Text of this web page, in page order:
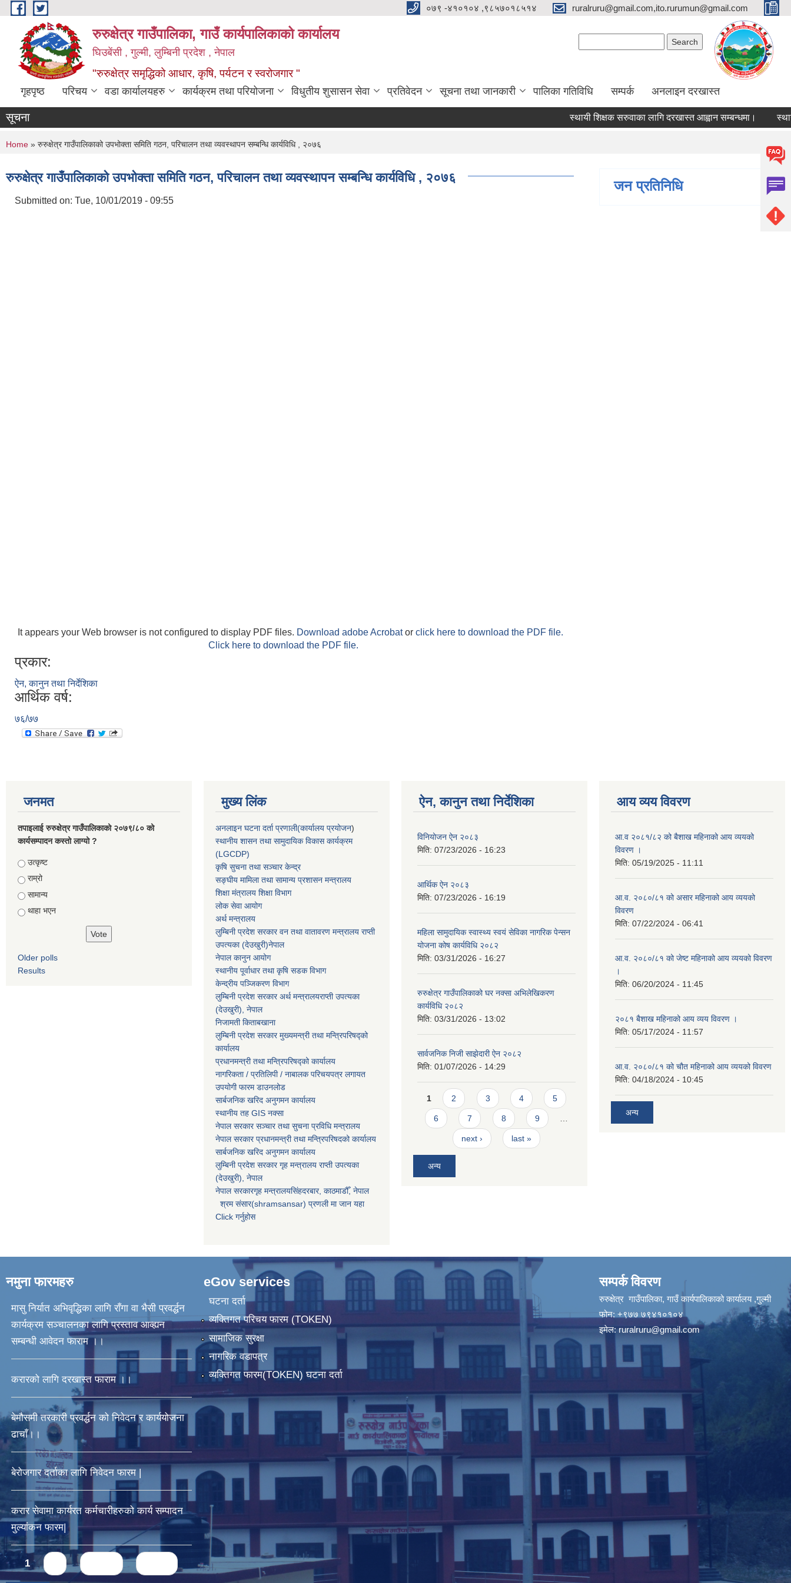
Skip to main content ०७९ -४१०१०४ ,९८५७०१८५१४ ruralruru@gmail.com,ito.rurumun@gmail.com
रुरुक्षेत्र गाउँपालिका, गाउँ कार्यपालिकाको कार्यालय
घिउबेंसी , गुल्मी, लुम्बिनी प्रदेश , नेपाल
"रुरुक्षेत्र समृद्धिको आधार, कृषि, पर्यटन र स्वरोजगार "
गृहपृष्ठ परिचय वडा कार्यालयहरु कार्यक्रम तथा परियोजना विधुतीय शुसासन सेवा प्रतिवेदन सूचना तथा जानकारी पालिका गतिविधि सम्पर्क अनलाइन दरखास्त
सूचना स्थायी शिक्षक सरुवाका लागि दरखास्त आह्वान सम्बन्धमा। स्थायी
You are here
Home » रुरुक्षेत्र गाउँपालिकाको उपभोक्ता समिति गठन, परिचालन तथा व्यवस्थापन सम्बन्धि कार्यविधि , २०७६
रुरुक्षेत्र गाउँपालिकाको उपभोक्ता समिति गठन, परिचालन तथा व्यवस्थापन सम्बन्धि कार्यविधि , २०७६
Submitted on: Tue, 10/01/2019 - 09:55
It appears your Web browser is not configured to display PDF files. Download adobe Acrobator click here to download the PDF file.
Click here to download the PDF file.
प्रकार:
ऐन, कानुन तथा निर्देशिका
आर्थिक वर्ष:
७६/७७
जन प्रतिनिधि
जनमत
तपाइलाई रुरुक्षेत्र गाउँपालिकाको २०७९/८० को
कार्यसम्पादन कस्तो लाग्यो ?
Choices
उत्कृष्ट
राम्रो
सामान्य
थाहा भएन
Older polls
Results
मुख्य लिंक
अनलाइन घटना दर्ता प्रणाली(कार्यालय प्रयोजन)
स्थानीय शासन तथा सामुदायिक विकास कार्यक्रम
(LGCDP)
कृषि सुचना तथा सञ्चार केन्द्र
सङ्घीय मामिला तथा सामान्य प्रशासन मन्त्रालय
शिक्षा मंत्रालय शिक्षा विभाग
लोक सेवा आयोग
अर्थ मन्त्रालय
लुम्बिनी प्रदेश सरकार वन तथा वातावरण मन्त्रालय राप्ती
उपत्यका (देउखुरी)नेपाल
नेपाल कानुन आयोग
स्थानीय पूर्वाधार तथा कृषि सडक विभाग
केन्द्रीय पञ्जिकरण विभाग
लुम्बिनी प्रदेश सरकार अर्थ मन्त्रालयराप्ती उपत्यका
(देउखुरी), नेपाल
निजामती किताबखाना
लुम्बिनी प्रदेश सरकार मुख्यमन्त्री तथा मन्त्रिपरिषद्को
कार्यालय
प्रधानमन्त्री तथा मन्त्रिपरिषद्को कार्यालय
नागरिकता / प्रतिलिपी / नाबालक परिचयपत्र लगायत
उपयोगी फारम डाउनलोड
सार्बजनिक खरिद अनुगमन कार्यालय
स्थानीय तह GIS नक्सा
नेपाल सरकारसञ्चार तथा सुचना प्रविधि मन्त्रालय
नेपाल सरकार प्रधानमन्त्री तथा मन्त्रिपरिषदको कार्यालय
सार्बजनिक खरिद अनुगमन कार्यालय
लुम्बिनी प्रदेश सरकार गृह मन्त्रालय राप्ती उपत्यका
(देउखुरी), नेपाल
नेपाल सरकारगृह मन्त्रालयसिंहदरबार, काठमाडौँ, नेपाल
श्रम संसार(shramsansar) प्रणली मा जान यहा
Click गर्नुहोस
ऐन, कानुन तथा निर्देशिका
विनियोजन ऐन २०८३
मिति: 07/23/2026 - 16:23
आर्थिक ऐन २०८३
मिति: 07/23/2026 - 16:19
महिला सामुदायिक स्वास्थ्य स्वयं सेविका नागरिक पेन्सन
योजना कोष कार्यविधि २०८२
मिति: 03/31/2026 - 16:27
रुरुक्षेत्र गाउँपालिकाको घर नक्सा अभिलेखिकरण
कार्यविधि २०८२
मिति: 03/31/2026 - 13:02
सार्वजनिक निजी साझेदारी ऐन २०८२
मिति: 01/07/2026 - 14:29
Pages
1 2 3 4 5
6 7 8 9
next › last »
अन्य
आय व्यय विवरण
आ.व २०८१/८२ को बैशाख महिनाको आय व्ययको
विवरण ।
मिति: 05/19/2025 - 11:11
आ.व. २०८०/८१ को असार महिनाको आय व्ययको
विवरण
मिति: 07/22/2024 - 06:41
आ.व. २०८०/८१ को जेष्ट महिनाको आय व्ययको विवरण
।
मिति: 06/20/2024 - 11:45
२०८१ बैशाख महिनाको आय व्यय विवरण ।
मिति: 05/17/2024 - 11:57
आ.व. २०८०/८१ को चौत महिनाको आय व्ययको विवरण
मिति: 04/18/2024 - 10:45
अन्य
नमुना फारमहरु
मासु निर्यात अभिवृद्धिका लागि राँगा वा भैसी प्रवर्द्धन
कार्यक्रम सञ्चालनका लागि प्रस्ताव आव्ह्यन
सम्बन्धी आवेदन फाराम ।।
करारको लागि दरखास्त फाराम ।।
बेमौसमी तरकारी प्रवर्द्धन को निवेदन र कार्ययोजना
ढाचाँ।।
बेरोजगार दर्ताका लागि निवेदन फारम |
करार सेवामा कार्यरत कर्मचारीहरुको कार्य सम्पादन
मुल्यांकन फारम|
Pages
1
eGov services
घटना दर्ता
व्यक्तिगत परिचय फारम (TOKEN)
सामाजिक सुरक्षा
नागरिक वडापत्र
व्यक्तिगत फारम(TOKEN) घटना दर्ता
सम्पर्क विवरण
रुरुक्षेत्र गाउँपालिका, गाउँ कार्यपालिकाको कार्यालय ,गुल्मी
फोन: +९७७ ७९४१०१०४
इमेल:ruralruru@gmail.com